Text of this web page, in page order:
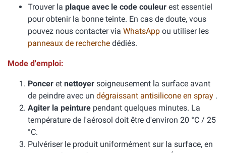
Trouver la plaque avec le code couleur est essentiel
pour obtenir la bonne teinte. En cas de doute, vous
pouvez nous contacter via WhatsApp ou utiliser les
panneaux de recherche dédiés.
Mode d'emploi:
Poncer et nettoyer soigneusement la surface avant
de peindre avec un dégraissant antisilicone en spray .
Agiter la peinture pendant quelques minutes. La
température de l'aérosol doit être d'environ 20 °C / 25
°C.
Pulvériser le produit uniformément sur la surface, en